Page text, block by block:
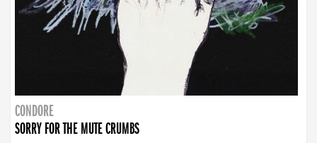
CONDORE
SORRY FOR THE MUTE CRUMBS